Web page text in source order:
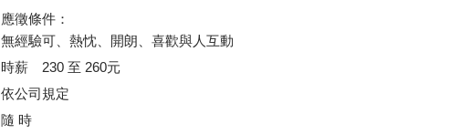
應徵條件：
無經驗可、熱忱、開朗、喜歡與人互動
時薪 230 至 260元
依公司規定
隨 時